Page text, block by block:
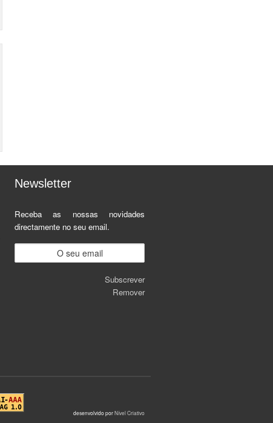
Newsletter
Receba as nossas novidades
directamente no seu email.
Subscrever
Remover
desenvolvido porNível Criativo